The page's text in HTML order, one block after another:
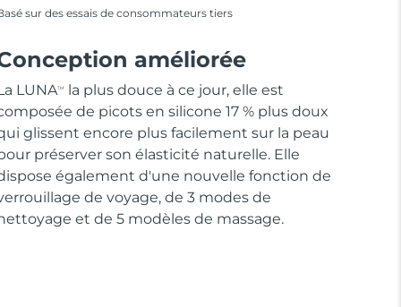
sur des essais de consommateurs tiers
améliorée
LUNATM
la plus douce à ce jour, elle est
de picots en silicone 17 % plus doux
glissent encore plus facilement sur la peau
préserver son élasticité naturelle. Elle
également d'une nouvelle fonction de
de voyage, de 3 modes de
et de 5 modèles de massage.